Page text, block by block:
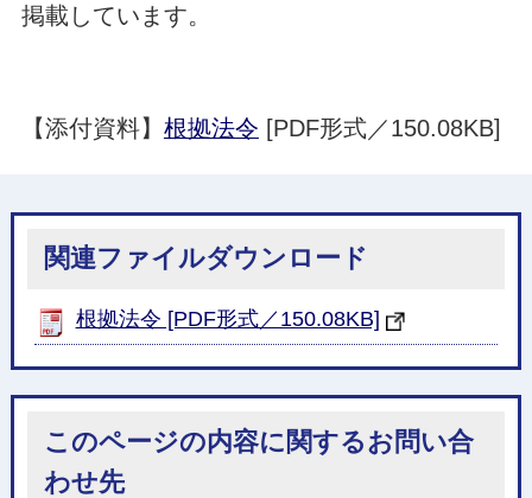
掲載しています。
【添付資料】 根拠法令 [PDF形式／150.08KB]
関連ファイルダウンロード
根拠法令 [PDF形式／150.08KB]
このページの内容に関するお問い合
わせ先